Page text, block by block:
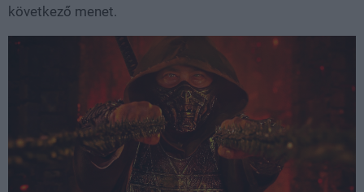
következő menet.